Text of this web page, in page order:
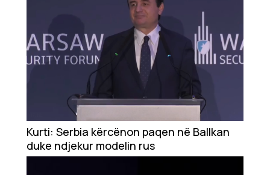
Kurti: Serbia kërcënon paqen në Ballkan
duke ndjekur modelin rus